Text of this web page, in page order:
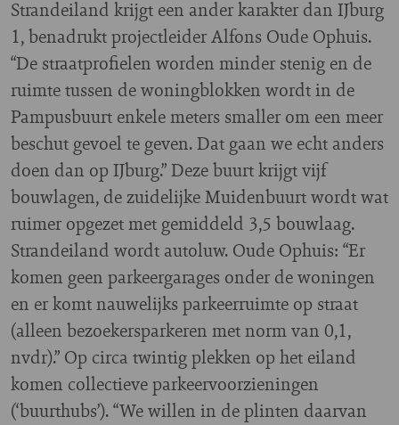
Strandeiland krijgt een ander karakter dan IJburg
1, benadrukt projectleider Alfons Oude Ophuis.
“De straatprofielen worden minder stenig en de
ruimte tussen de woningblokken wordt in de
Pampusbuurt enkele meters smaller om een meer
beschut gevoel te geven. Dat gaan we echt anders
doen dan op IJburg.” Deze buurt krijgt vijf
bouwlagen, de zuidelijke Muidenbuurt wordt wat
ruimer opgezet met gemiddeld 3,5 bouwlaag.
Strandeiland wordt autoluw. Oude Ophuis: “Er
komen geen parkeergarages onder de woningen
en er komt nauwelijks parkeerruimte op straat
(alleen bezoekersparkeren met norm van 0,1,
nvdr).” Op circa twintig plekken op het eiland
komen collectieve parkeervoorzieningen
(‘buurthubs’). “We willen in de plinten daarvan